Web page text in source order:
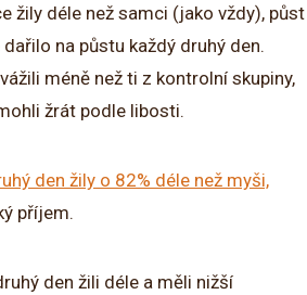
žily déle než samci (jako vždy), půst
na půstu každý druhý den.
méně než ti z kontrolní skupiny,
žrát podle libosti.
den žily o 82% déle než myši,
příjem.
den žili déle a měli nižší